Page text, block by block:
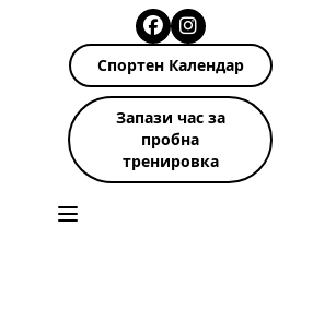
Спортен Календар
Запази час за
пробна
тренировка